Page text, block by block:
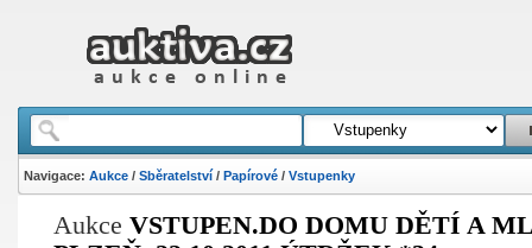
Navigace: Aukce/ Sběratelství/ Papírové/ Vstupenky
Aukce VSTUPEN.DO DOMU DĚTÍ A